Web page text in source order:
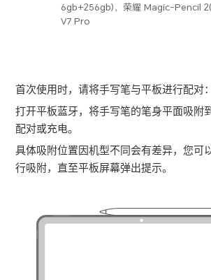
6gb+256gb)，荣耀 Magic-Pencil
V7 Pro
首次使用时，请将手写笔与平板进行配对：
打开平板蓝牙，将手写笔的笔身平面吸附
配对或充电。
具体吸附位置因机型不同会有差异，您可
行吸附，直至平板屏幕弹出提示。